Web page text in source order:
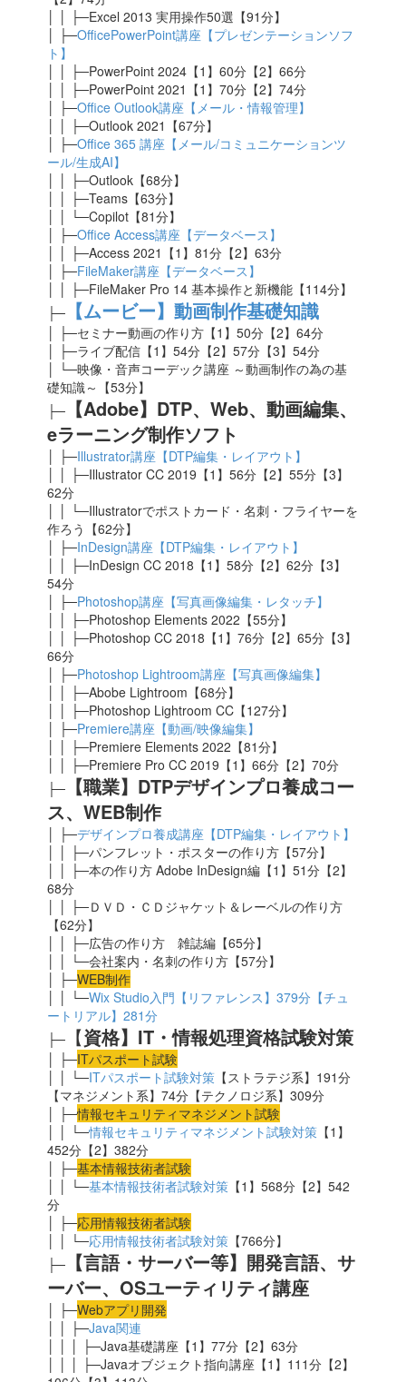
│ │ ├─Excel 2013 実用操作50選【91分】
│ ├─OfficePowerPoint講座【プレゼンテーションソフ
ト】
│ │ ├─PowerPoint 2024【1】60分【2】66分
│ │ ├─PowerPoint 2021【1】70分【2】74分
│ ├─Office Outlook講座【メール・情報管理】
│ │ ├─Outlook 2021【67分】
│ ├─Office 365 講座【メール/コミュニケーションツ
ール/生成AI】
│ │ ├─Outlook【68分】
│ │ ├─Teams【63分】
│ │ └─Copilot【81分】
│ ├─Office Access講座【データベース】
│ │ ├─Access 2021【1】81分【2】63分
│ ├─FileMaker講座【データベース】
│ │ ├─FileMaker Pro 14 基本操作と新機能【114分】
├─ 【ムービー】動画制作基礎知識
│ ├─セミナー動画の作り方【1】50分【2】64分
│ ├─ライブ配信【1】54分【2】57分【3】54分
│ └─映像・音声コーデック講座 ～動画制作の為の基
礎知識～【53分】
├─ 【Adobe】DTP、Web、動画編集、
eラーニング制作ソフト
│ ├─Illustrator講座【DTP編集・レイアウト】
│ │ ├─Illustrator CC 2019【1】56分【2】55分【3】
62分
│ │ └─Illustratorでポストカード・名刺・フライヤーを
作ろう【62分】
│ ├─InDesign講座【DTP編集・レイアウト】
│ │ ├─InDesign CC 2018【1】58分【2】62分【3】
54分
│ ├─Photoshop講座【写真画像編集・レタッチ】
│ │ ├─Photoshop Elements 2022【55分】
│ │ ├─Photoshop CC 2018【1】76分【2】65分【3】
66分
│ ├─Photoshop Lightroom講座【写真画像編集】
│ │ ├─Abobe Lightroom【68分】
│ │ ├─Photoshop Lightroom CC【127分】
│ ├─Premiere講座【動画/映像編集】
│ │ ├─Premiere Elements 2022【81分】
│ │ ├─Premiere Pro CC 2019【1】66分【2】70分
├─ 【職業】DTPデザインプロ養成コー
ス、WEB制作
│ ├─デザインプロ養成講座【DTP編集・レイアウト】
│ │ ├─パンフレット・ポスターの作り方【57分】
│ │ ├─本の作り方 Adobe InDesign編【1】51分【2】
68分
│ │ ├─ＤＶＤ・ＣＤジャケット＆レーベルの作り方
【62分】
│ │ ├─広告の作り方 雑誌編【65分】
│ │ └─会社案内・名刺の作り方【57分】
│ ├─WEB制作
│ │ └─Wix Studio入門【リファレンス】379分【チュ
ートリアル】281分
├─ 【資格】IT・情報処理資格試験対策
│ ├─ITパスポート試験
│ │ └─ITパスポート試験対策 【ストラテジ系】191分
【マネジメント系】74分【テクノロジ系】309分
│ ├─情報セキュリティマネジメント試験
│ │ └─情報セキュリティマネジメント試験対策 【1】
452分【2】382分
│ ├─基本情報技術者試験
│ │ └─基本情報技術者試験対策 【1】568分【2】542
分
│ ├─応用情報技術者試験
│ │ └─応用情報技術者試験対策 【766分】
├─ 【言語・サーバー等】開発言語、サ
ーバー、OSユーティリティ講座
│ ├─Webアプリ開発
│ │ ├─Java関連
│ │ │ ├─Java基礎講座【1】77分【2】63分
│ │ │ ├─Javaオブジェクト指向講座【1】111分【2】